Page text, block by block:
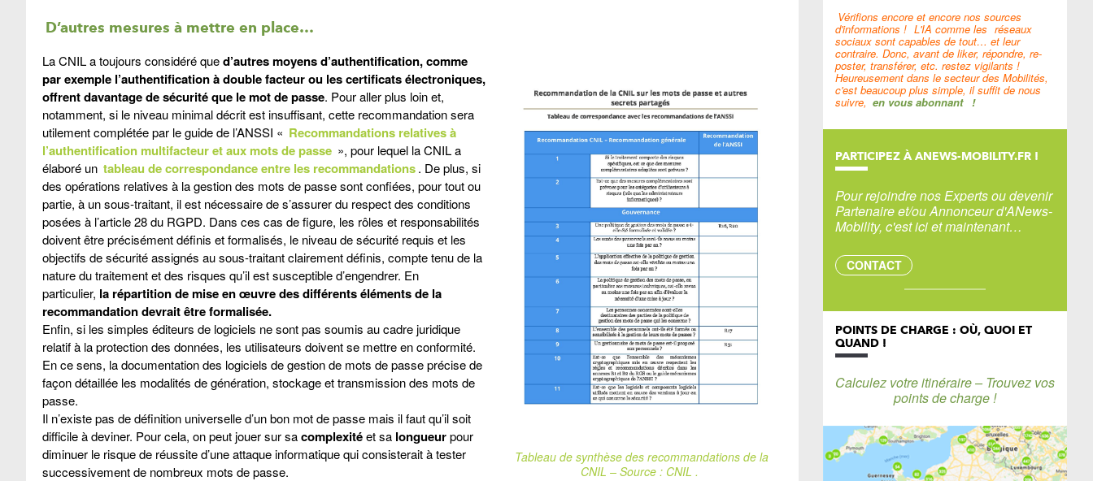
D’autres mesures à mettre en place…
Tableau de synthèse des recommandations de la
CNIL – Source : CNIL .
La CNIL a toujours considéré qued’autres moyens d’authentification, comme
par exemple l’authentification à double facteur ou les certificats électroniques,
offrent davantage de sécurité que le mot de passe. Pour aller plus loin et,
notamment, si le niveau minimal décrit est insuffisant, cette recommandation sera
utilement complétée par le guide de l’ANSSI « Recommandations relatives à
l’authentification multifacteur et aux mots de passe », pour lequel la CNIL a
élaboré un tableau de correspondance entre les recommandations. De plus, si
des opérations relatives à la gestion des mots de passe sont confiées, pour tout ou
partie, à un sous-traitant, il est nécessaire de s’assurer du respect des conditions
posées à l’article 28 du RGPD. Dans ces cas de figure, les rôles et responsabilités
doivent être précisément définis et formalisés, le niveau de sécurité requis et les
objectifs de sécurité assignés au sous-traitant clairement définis, compte tenu de la
nature du traitement et des risques qu’il est susceptible d’engendrer. En
particulier, la répartition de mise en œuvre des différents éléments de la
recommandation devrait être formalisée.
Enfin, si les simples éditeurs de logiciels ne sont pas soumis au cadre juridique
relatif à la protection des données, les utilisateurs doivent se mettre en conformité.
En ce sens, la documentation des logiciels de gestion de mots de passe précise de
façon détaillée les modalités de génération, stockage et transmission des mots de
passe.
Il n’existe pas de définition universelle d’un bon mot de passe mais il faut qu’il soit
difficile à deviner. Pour cela, on peut jouer sur sacomplexitéet sa longueurpour
diminuer le risque de réussite d’une attaque informatique qui consisterait à tester
successivement de nombreux mots de passe.
Vérifions encore et encore nos sources
d'informations ! L'IA comme les réseaux
sociaux sont capables de tout… et leur
contraire. Donc, avant de liker, répondre, re-
poster, transférer, etc. restez vigilants !
Heureusement dans le secteur des Mobilités,
c'est beaucoup plus simple, il suffit de nous
suivre, en vous abonnant !
PARTICIPEZ À ANEWS-MOBILITY.FR !
Pour rejoindre nos Experts ou devenir
Partenaire et/ou Annonceur d'ANews-
Mobility, c'est ici et maintenant…
CONTACT
POINTS DE CHARGE : OÙ, QUOI ET
QUAND !
Calculez votre itinéraire – Trouvez vos
points de charge !